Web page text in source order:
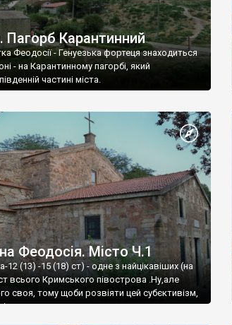
Пагорб Карантинний
Феодосії - Генуезька фортеця знаходиться
- на Карантинному пагорбі, який
частині міста.
Феодосія. Місто Ч.1
12 (13) -15 (18) ст) - одне з найцікавіших (на
всього Кримського півострова .Ну,але
своя, тому щоби розвіяти цей субєктивізм,
це